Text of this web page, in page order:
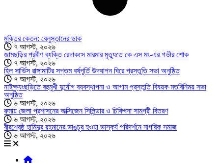
মুক্তির কেতন: বেলুস্তানের ডাক
৭ আগস্ট, ২০২৬
জামছড়ির প্রবীণ ব্যক্তি রেদাকসে মারমার মৃত্যুতে কে এস মং-এর গভীর শোক
৭ আগস্ট, ২০২৬
হিল সার্ভিস রাঙ্গামাটির সপ্তম বর্ষপূর্তি উদযাপন ঘিরে প্রস্তুতি সভা অনুষ্ঠিত
৭ আগস্ট, ২০২৬
নাইক্ষ্যংছড়িতে বহুমুখী দুর্যোগ ব্যবস্থাপনা ও আগাম প্রস্তুতি বিষয়ক মতবিনিময় সভা
অনুষ্ঠিত
৬ আগস্ট, ২০২৬
রুমায় জেলা প্রশাসনের অক্সিজেন সিলিন্ডার ও চিকিৎসা সামগ্রী বিতরণ
৬ আগস্ট, ২০২৬
বীরশ্রেষ্ঠ হামিদুর রহমানের ভাঙচুর হওয়া ভাস্কর্য পরিদর্শনে নাগরিক সমাজ
৬ আগস্ট, ২০২৬